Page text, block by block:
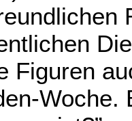
Figuren
Woche.